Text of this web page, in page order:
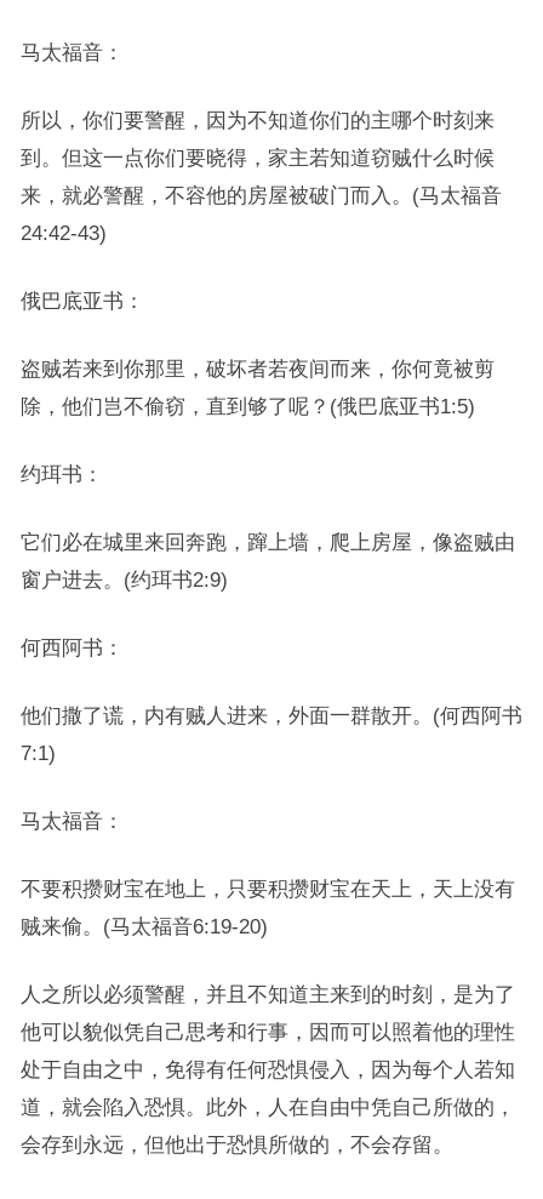
马太福音：
所以，你们要警醒，因为不知道你们的主哪个时刻来
到。但这一点你们要晓得，家主若知道窃贼什么时候
来，就必警醒，不容他的房屋被破门而入。(马太福音
24:42-43)
俄巴底亚书：
盗贼若来到你那里，破坏者若夜间而来，你何竟被剪
除，他们岂不偷窃，直到够了呢？(俄巴底亚书1:5)
约珥书：
它们必在城里来回奔跑，蹿上墙，爬上房屋，像盗贼由
窗户进去。(约珥书2:9)
何西阿书：
他们撒了谎，内有贼人进来，外面一群散开。(何西阿书
7:1)
马太福音：
不要积攒财宝在地上，只要积攒财宝在天上，天上没有
贼来偷。(马太福音6:19-20)
人之所以必须警醒，并且不知道主来到的时刻，是为了
他可以貌似凭自己思考和行事，因而可以照着他的理性
处于自由之中，免得有任何恐惧侵入，因为每个人若知
道，就会陷入恐惧。此外，人在自由中凭自己所做的，
会存到永远，但他出于恐惧所做的，不会存留。